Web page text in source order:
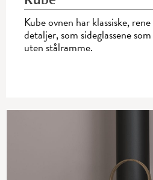
Kube ovnen har klassiske,
detaljer, som sideglassene
uten stålramme.